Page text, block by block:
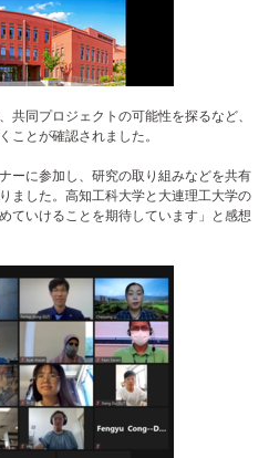
共同プロジェクトの可能性を探るなど、
ことが確認されました。
ーに参加し、研究の取り組みなどを共有
ました。高知工科大学と大連理工大学の
ていけることを期待しています」と感想